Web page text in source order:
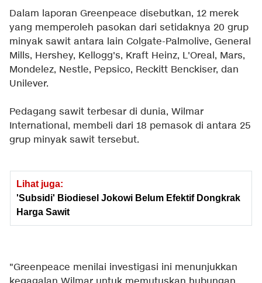
Dalam laporan Greenpeace disebutkan, 12 merek
yang memperoleh pasokan dari setidaknya 20 grup
minyak sawit antara lain Colgate-Palmolive, General
Mills, Hershey, Kellogg's, Kraft Heinz, L'Oreal, Mars,
Mondelez, Nestle, Pepsico, Reckitt Benckiser, dan
Unilever.
Pedagang sawit terbesar di dunia, Wilmar
International, membeli dari 18 pemasok di antara 25
grup minyak sawit tersebut.
Lihat juga:
'Subsidi' Biodiesel Jokowi Belum Efektif Dongkrak
Harga Sawit
"Greenpeace menilai investigasi ini menunjukkan